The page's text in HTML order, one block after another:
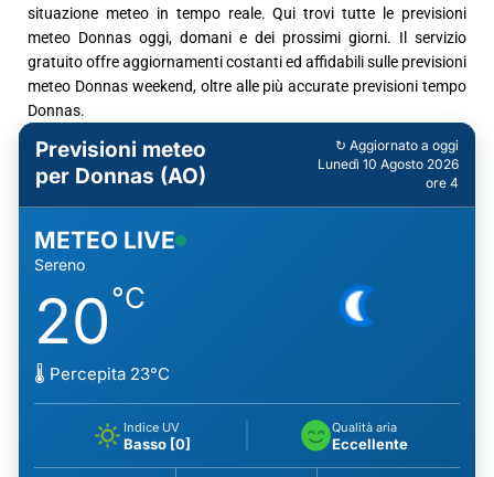
situazione meteo in tempo reale. Qui trovi tutte le previsioni
meteo Donnas oggi, domani e dei prossimi giorni. Il servizio
gratuito offre aggiornamenti costanti ed affidabili sulle previsioni
meteo Donnas weekend, oltre alle più accurate previsioni tempo
Donnas.
Previsioni meteo
per Donnas (AO)
↻ Aggiornato a oggi
Lunedì 10 Agosto 2026
ore 4
METEO LIVE
Sereno
20°C
🌡️ Percepita 23°C
Indice UV
Basso [0]
Qualità aria
Eccellente